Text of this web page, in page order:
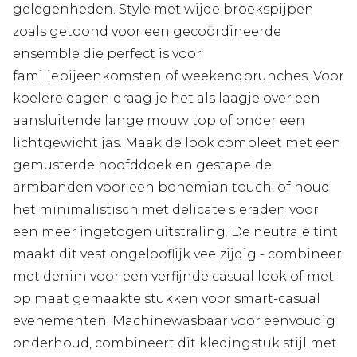
gelegenheden. Style met wijde broekspijpen
zoals getoond voor een gecoördineerde
ensemble die perfect is voor
familiebijeenkomsten of weekendbrunches. Voor
koelere dagen draag je het als laagje over een
aansluitende lange mouw top of onder een
lichtgewicht jas. Maak de look compleet met een
gemusterde hoofddoek en gestapelde
armbanden voor een bohemian touch, of houd
het minimalistisch met delicate sieraden voor
een meer ingetogen uitstraling. De neutrale tint
maakt dit vest ongelooflijk veelzijdig - combineer
met denim voor een verfijnde casual look of met
op maat gemaakte stukken voor smart-casual
evenementen. Machinewasbaar voor eenvoudig
onderhoud, combineert dit kledingstuk stijl met